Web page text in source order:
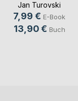
Jan Turovski
7,99 € E-Book
13,90 € Buch